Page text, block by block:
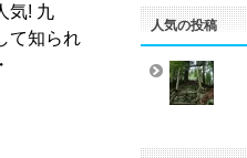
気! 九
て知られ
人気の投稿